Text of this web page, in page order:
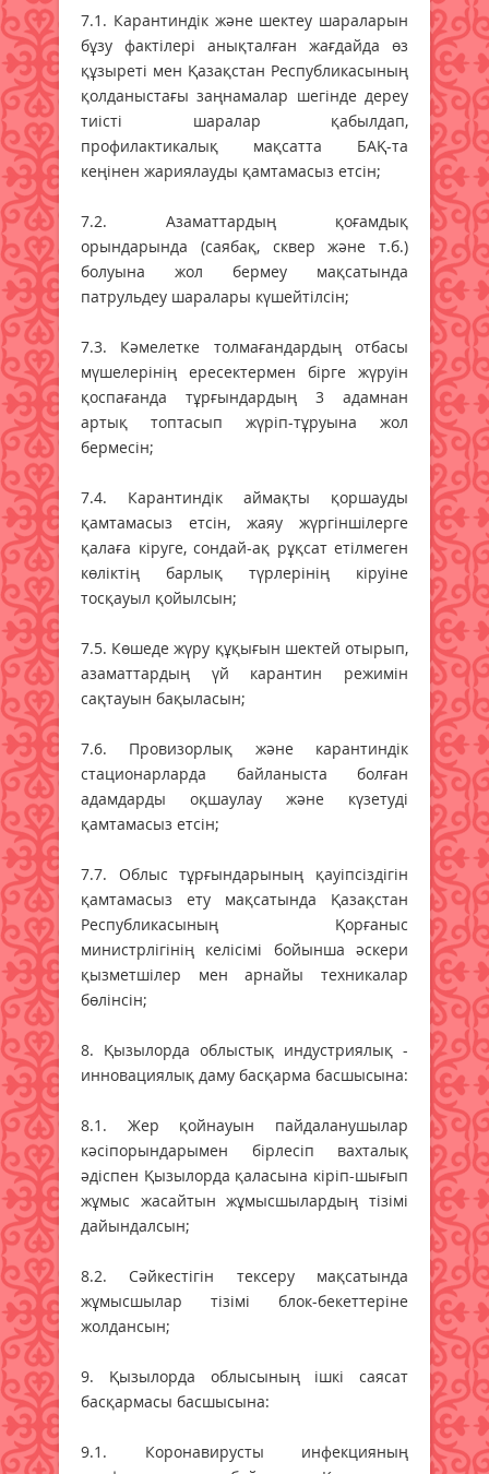
7.1. Карантиндік және шектеу шараларын
бұзу фактілері анықталған жағдайда өз
құзыреті мен Қазақстан Республикасының
қолданыстағы заңнамалар шегінде дереу
тиісті шаралар қабылдап,
профилактикалық мақсатта БАҚ-та
кеңінен жариялауды қамтамасыз етсін;
7.2. Азаматтардың қоғамдық
орындарында (саябақ, сквер және т.б.)
болуына жол бермеу мақсатында
патрульдеу шаралары күшейтілсін;
7.3. Кәмелетке толмағандардың отбасы
мүшелерінің ересектермен бірге жүруін
қоспағанда тұрғындардың 3 адамнан
артық топтасып жүріп-тұруына жол
бермесін;
7.4. Карантиндік аймақты қоршауды
қамтамасыз етсін, жаяу жүргіншілерге
қалаға кіруге, сондай-ақ рұқсат етілмеген
көліктің барлық түрлерінің кіруіне
тосқауыл қойылсын;
7.5. Көшеде жүру құқығын шектей отырып,
азаматтардың үй карантин режимін
сақтауын бақыласын;
7.6. Провизорлық және карантиндік
стационарларда байланыста болған
адамдарды оқшаулау және күзетуді
қамтамасыз етсін;
7.7. Облыс тұрғындарының қауіпсіздігін
қамтамасыз ету мақсатында Қазақстан
Республикасының Қорғаныс
министрлігінің келісімі бойынша әскери
қызметшілер мен арнайы техникалар
бөлінсін;
8. Қызылорда облыстық индустриялық -
инновациялық даму басқарма басшысына:
8.1. Жер қойнауын пайдаланушылар
кәсіпорындарымен бірлесіп вахталық
әдіспен Қызылорда қаласына кіріп-шығып
жұмыс жасайтын жұмысшылардың тізімі
дайындалсын;
8.2. Сәйкестігін тексеру мақсатында
жұмысшылар тізімі блок-бекеттеріне
жолдансын;
9. Қызылорда облысының ішкі саясат
басқармасы басшысына:
9.1. Коронавирусты инфекцияның